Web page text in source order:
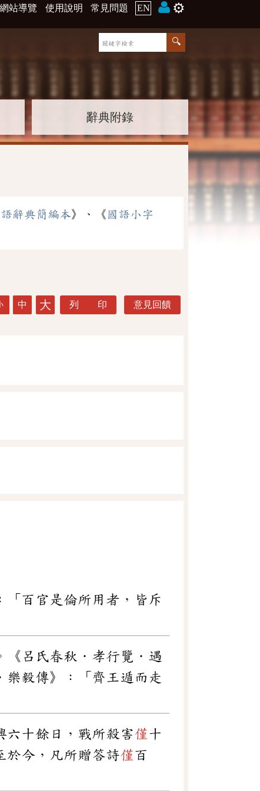
網站導覽 使用說明 常見問題 EN ⚙️
辭典附錄
辭典簡編本》、《 國語小字
中 大 列 印 意見回饋
「百官是倫所用者，皆斥
《呂氏春秋．孝行覽．遇
樂毅傳》：「齊王遁而走
六十餘日，戰所殺害僅十
於今，凡所贈答詩僅百